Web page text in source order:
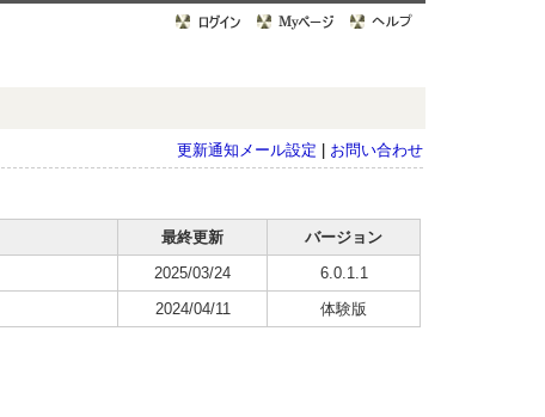
更新通知メール設定 お問い合わせ
最終更新
バージョン
2025/03/24
6.0.1.1
2024/04/11 体験版